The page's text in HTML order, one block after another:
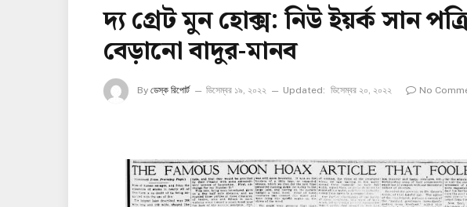
দ্য গ্রেট মুন হোক্স: নিউ ইয়র্ক সান
বেড়ানো বাদুর-মানব
By ডেস্ক রিপোর্ট ডিসেম্বর ১৯, ২০২২ Updated: ডিসেম্বর ২০, ২০২২ No